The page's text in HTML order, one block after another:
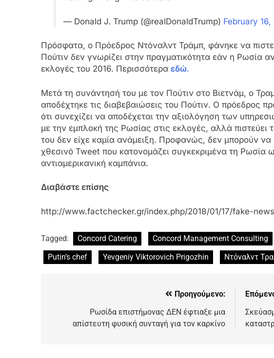
— Donald J. Trump (@realDonaldTrump) February 16,
Πρόσφατα, ο Πρόεδρος Ντόναλντ Τράμπ, φάνηκε να
Πούτιν δεν γνωρίζει στην πραγματικότητα εάν η Ρωσία
εκλογές του 2016. Περισσότερα εδώ.
Μετά τη συνάντησή του με τον Πούτιν στο Βιετνάμ, ο
αποδέχτηκε τις διαβεβαιώσεις του Πούτιν. Ο πρόεδρος
ότι συνεχίζει να αποδέχεται την αξιολόγηση των
με την εμπλοκή της Ρωσίας στις εκλογές, αλλά
του δεν είχε καμία ανάμειξη. Προφανώς, δεν μπορούν να
χθεσινό Tweet που κατονομάζει συγκεκριμένα τη Ρωσία
αντιαμερικανική καμπάνια.
Διαβάστε επίσης
http://www.factchecker.gr/index.php/2018/01/17/fake-
Tagged: Concord Catering Concord Management Consulting
Putin’s chef
Yevgeniy Viktorovich Prigozhin Ντόναλντ
Προηγούμενο:
Ρωσίδα επιστήμονας ΔΕΝ έφτιαξε μια
απίστευτη φυσική συνταγή για τον καρκίνο